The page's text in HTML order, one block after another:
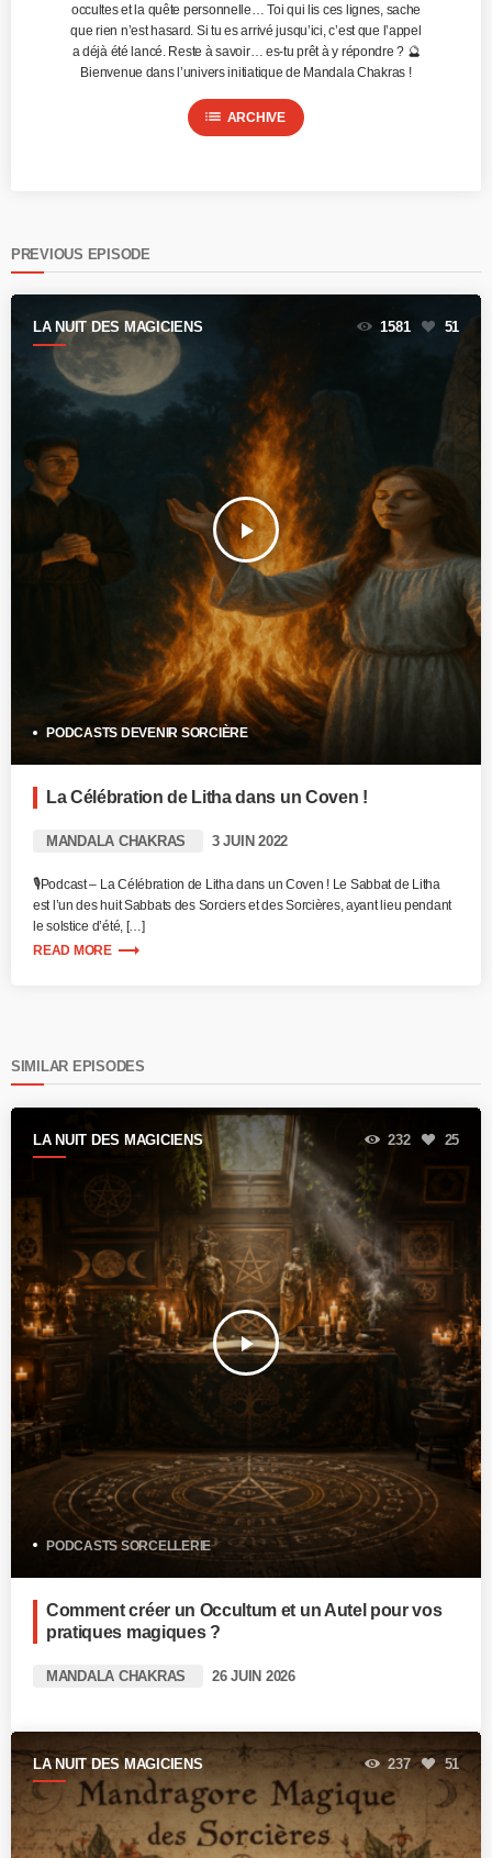
occultes et la quête personnelle… Toi qui lis ces lignes, sache
que rien n’est hasard. Si tu es arrivé jusqu’ici, c’est que l’appel
a déjà été lancé. Reste à savoir… es-tu prêt à y répondre ? 🔮
Bienvenue dans l’univers initiatique de Mandala Chakras !
list ARCHIVE
PREVIOUS EPISODE
LA NUIT DES MAGICIENS
play_arrow
1581 51
PODCASTS DEVENIR SORCIÈRE
La Célébration de Litha dans un Coven !
MANDALA CHAKRAS 3 JUIN 2022
🎙️Podcast – La Célébration de Litha dans un Coven ! Le Sabbat de Litha
est l’un des huit Sabbats des Sorciers et des Sorcières, ayant lieu pendant
le solstice d’été, […]
READ MORE trending_flat
SIMILAR EPISODES
LA NUIT DES MAGICIENS
play_arrow
232 25
PODCASTS SORCELLERIE
Comment créer un Occultum et un Autel pour vos
pratiques magiques ?
MANDALA CHAKRAS 26 JUIN 2026
LA NUIT DES MAGICIENS 237 51